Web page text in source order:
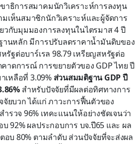
าธิการสมาคมนักวิเคราะห์การลงทุน
มเห็นสมาชิกนักวิเคราะห์และผู้จัดการ
วกับมุมมองการลงทุนในไตรมาส 4 ปี
านหลัก มีการปรับลดราคาน้ำมันดิบของ
รัฐต่อบาร์เรล 98.79 เหรียญสหรัฐต่อ
าดการณ์ การขยายตัวของ GDP ไทย ปี
เหลือที่ 3.09% ส่วนสมมติฐาน GDP ปี
สำหรับปัจจัยที่มีผลต่อทิศทางการ
ยบวก ได้แก่ ภาวะการฟื้นตัวของ
รวจ 96% เทคะแนนให้อย่างชัดเจนว่า
92% ผลประกอบการ บจ.ปี65 และ ผล
อบ 80% ตามลำดับ ส่วนปัจจัยที่จะส่งผล